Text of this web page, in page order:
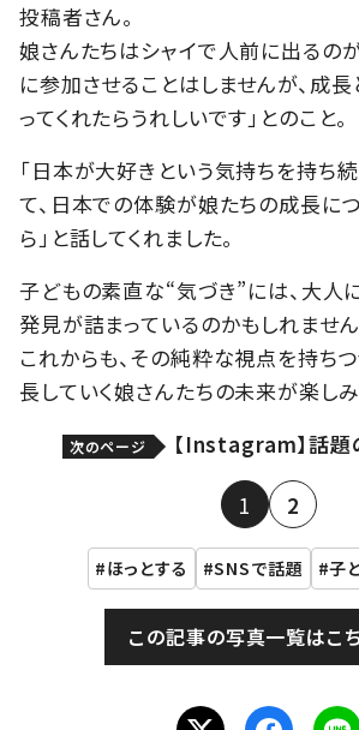
投稿者さん。
娘さんたちはシャイで人前に出るの
に参加させることはしませんが、成
ってくれたらうれしいです」とのこと。
「日本が大好きという気持ちを持ち
て、日本での体験が娘たちの成長に
ら」と話してくれました。
子どもの素直な“気づき”には、大人
発見が詰まっているのかもしれません
これからも、その純粋な視点を持ち
長していく娘さんたちの未来が楽しみ
次のページ 【Instagram】話題
1 2
ほっとする SNSで話題 子
この記事の写真一覧はこ